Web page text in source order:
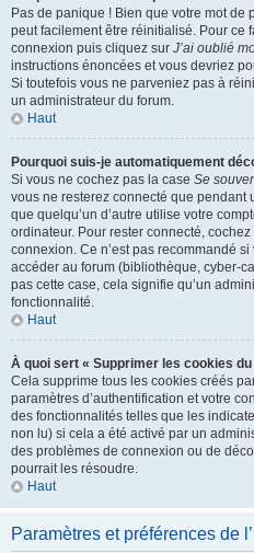
Pas de panique ! Bien que votre mot de
peut facilement être réinitialisé. Pour ce
connexion puis cliquez sur J’ai oublié
instructions énoncées et vous devriez
Si toutefois vous ne parveniez pas à
un administrateur du forum.
Haut
Pourquoi suis-je automatiquement
Si vous ne cochez pas la case Se
vous ne resterez connecté que
que quelqu’un d’autre utilise votre
ordinateur. Pour rester connecté, cochez
connexion. Ce n’est pas recommandé
accéder au forum (bibliothèque, cyber-
pas cette case, cela signifie qu’un
fonctionnalité.
Haut
À quoi sert « Supprimer les cookies
Cela supprime tous les cookies créés
paramètres d’authentification et votre
des fonctionnalités telles que les
non lu) si cela a été activé par un
des problèmes de connexion ou de
pourrait les résoudre.
Haut
Paramètres et préférences de